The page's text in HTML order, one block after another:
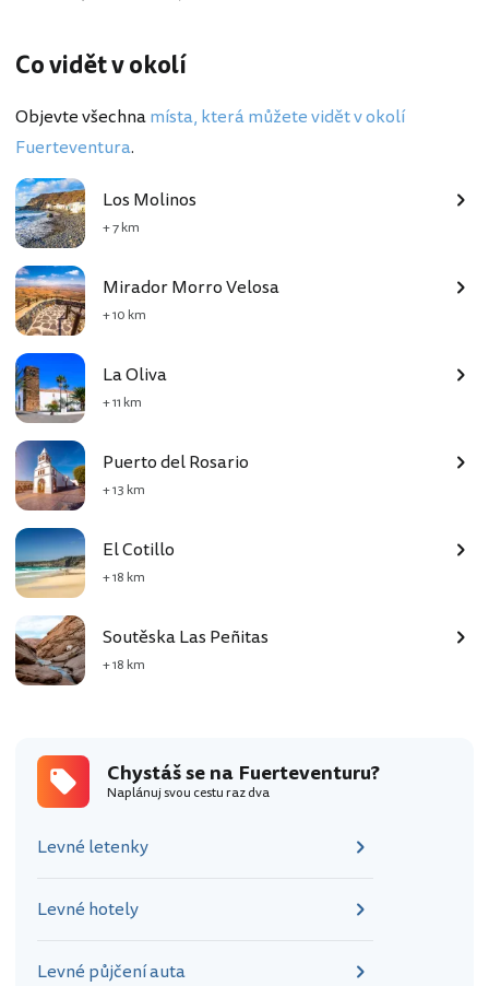
Co vidět v okolí
Objevte všechnamísta, která můžete vidět v okolí
Fuerteventura.
Los Molinos
+ 7 km
Mirador Morro Velosa
+ 10 km
La Oliva
+ 11 km
Puerto del Rosario
+ 13 km
El Cotillo
+ 18 km
Soutěska Las Peñitas
+ 18 km
Chystáš se na Fuerteventuru?
Naplánuj svou cestu raz dva
Levné letenky
Levné hotely
Levné půjčení auta